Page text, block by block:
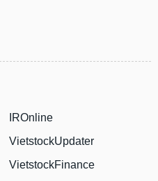
IROnline
VietstockUpdater
VietstockFinance